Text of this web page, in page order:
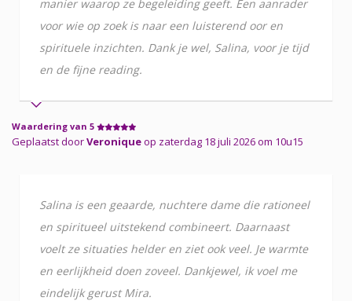
manier waarop ze begeleiding geeft. Een aanrader
voor wie op zoek is naar een luisterend oor en
spirituele inzichten. Dank je wel, Salina, voor je tijd
en de fijne reading.
Waardering van 5
Geplaatst doorVeroniqueop zaterdag 18 juli 2026 om 10u15
Salina is een geaarde, nuchtere dame die rationeel
en spiritueel uitstekend combineert. Daarnaast
voelt ze situaties helder en ziet ook veel. Je warmte
en eerlijkheid doen zoveel. Dankjewel, ik voel me
eindelijk gerust Mira.